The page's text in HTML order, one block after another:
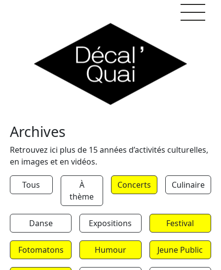
Archives
Retrouvez ici plus de 15 années d’activités culturelles,
en images et en vidéos.
Tous
À
thème
Concerts Culinaire
Danse Expositions Festival
Fotomatons Humour Jeune Public